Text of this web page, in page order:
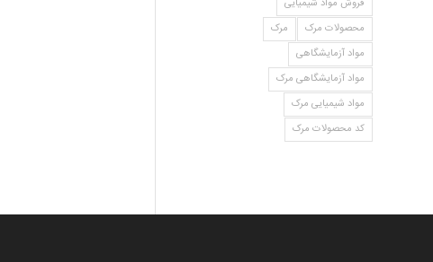
فروش مواد شیمیایی
محصولات مرک
مرک
مواد آزمایشگاهی
مواد آزمایشگاهی مرک
مواد شیمیایی مرک
کد محصولات مرک